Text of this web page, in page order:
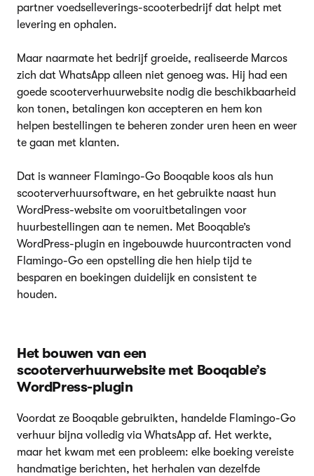
partner voedselleverings-scooterbedrijf dat helpt met
levering en ophalen.
Maar naarmate het bedrijf groeide, realiseerde Marcos
zich dat WhatsApp alleen niet genoeg was. Hij had een
goede scooterverhuurwebsite nodig die beschikbaarheid
kon tonen, betalingen kon accepteren en hem kon
helpen bestellingen te beheren zonder uren heen en weer
te gaan met klanten.
Dat is wanneer Flamingo-Go Booqable koos als hun
scooterverhuursoftware, en het gebruikte naast hun
WordPress-website om vooruitbetalingen voor
huurbestellingen aan te nemen. Met Booqable’s
WordPress-plugin en ingebouwde huurcontracten vond
Flamingo-Go een opstelling die hen hielp tijd te
besparen en boekingen duidelijk en consistent te
houden.
Het bouwen van een
scooterverhuurwebsite met Booqable’s
WordPress-plugin
Voordat ze Booqable gebruikten, handelde Flamingo-Go
verhuur bijna volledig via WhatsApp af. Het werkte,
maar het kwam met een probleem: elke boeking vereiste
handmatige berichten, het herhalen van dezelfde